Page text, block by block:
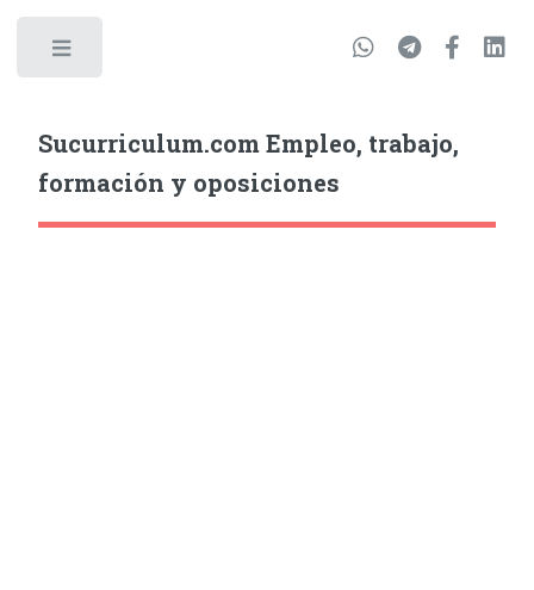
Sucurriculum.com Empleo, trabajo,
formación y oposiciones